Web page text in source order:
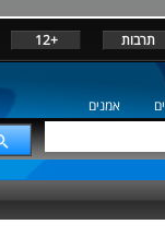
תרבות +12
אמנים